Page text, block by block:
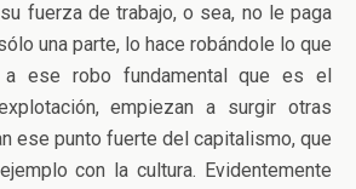
fuerza de trabajo, o sea, no le paga
una parte, lo hace robándole lo que
ese robo fundamental que es el
empiezan a surgir otras
ese punto fuerte del capitalismo, que
con la cultura. Evidentemente